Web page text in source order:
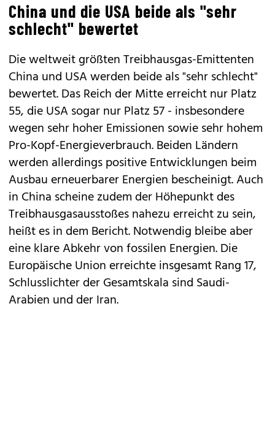
China und die USA beide als "sehr
schlecht" bewertet
Die weltweit größten Treibhausgas-Emittenten
China und USA werden beide als "sehr schlecht"
bewertet. Das Reich der Mitte erreicht nur Platz
55, die USA sogar nur Platz 57 - insbesondere
wegen sehr hoher Emissionen sowie sehr hohem
Pro-Kopf-Energieverbrauch. Beiden Ländern
werden allerdings positive Entwicklungen beim
Ausbau erneuerbarer Energien bescheinigt. Auch
in China scheine zudem der Höhepunkt des
Treibhausgasausstoßes nahezu erreicht zu sein,
heißt es in dem Bericht. Notwendig bleibe aber
eine klare Abkehr von fossilen Energien. Die
Europäische Union erreichte insgesamt Rang 17,
Schlusslichter der Gesamtskala sind Saudi-
Arabien und der Iran.